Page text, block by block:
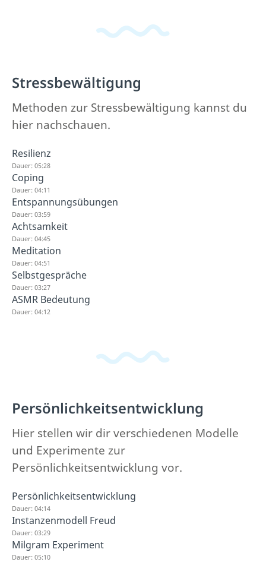
Stressbewältigung
Methoden zur Stressbewältigung kannst du
hier nachschauen.
Resilienz
Dauer: 05:28
Coping
Dauer: 04:11
Entspannungsübungen
Dauer: 03:59
Achtsamkeit
Dauer: 04:45
Meditation
Dauer: 04:51
Selbstgespräche
Dauer: 03:27
ASMR Bedeutung
Dauer: 04:12
Persönlichkeitsentwicklung
Hier stellen wir dir verschiedenen Modelle
und Experimente zur
Persönlichkeitsentwicklung vor.
Persönlichkeitsentwicklung
Dauer: 04:14
Instanzenmodell Freud
Dauer: 03:29
Milgram Experiment
Dauer: 05:10